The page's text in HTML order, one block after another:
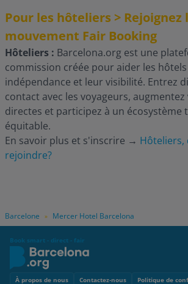
Barcelone » Mercer Hotel Barcelona
Pour les hôteliers > Rejoignez
mouvement Fair Booking
Hôteliers : Barcelona.org est une
commission créée pour aider les
indépendance et leur visibilité. Entrez
contact avec les voyageurs,
directes et participez à un écosystème
équitable.
En savoir plus et s'inscrire → Hôteliers,
rejoindre?
Book smart - direct - fair
Footer
À propos de nous Contactez-nous Politique de